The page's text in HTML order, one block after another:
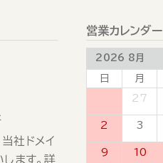
社ドメイ
ます。詳
営業カレンダー
2026 8月
日 月
27
2 3
9 10